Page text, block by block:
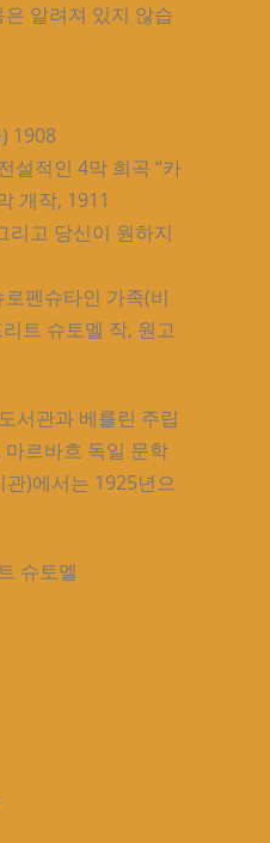
알려져 있지 않습
1908
설적인 4막 희곡 “카
개작, 1911
리고 당신이 원하지
펜슈타인 가족(비
트 슈토멜 작, 원고
서관과 베를린 주립
르바흐 독일 문학
)에서는 1925년으
슈토멜